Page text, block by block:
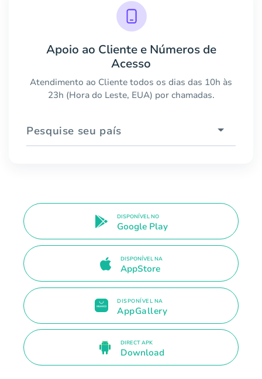
Apoio ao Cliente e Números de
Acesso
Atendimento ao Cliente todos os dias das 10h às
23h (Hora do Leste, EUA) por chamadas.
Pesquise seu país
DISPONÍVEL NO
Google Play
DISPONÍVEL NA
AppStore
DISPONÍVEL NA
AppGallery
DIRECT APK
Download